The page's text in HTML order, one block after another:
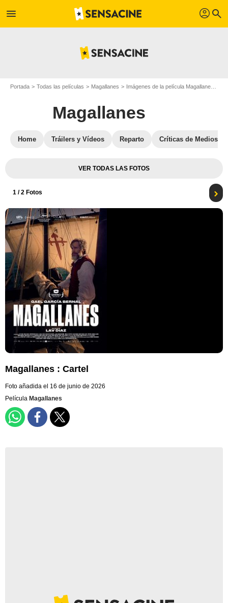
menu profil search
Portada Todas las películas Magallanes Imágenes de la película Magallanes
Magallanes
Home Tráilers y Vídeos Reparto Críticas de Medios
VER TODAS LAS FOTOS
1 / 2 Fotos
Magallanes : Cartel
Foto añadida el 16 de junio de 2026
Película Magallanes